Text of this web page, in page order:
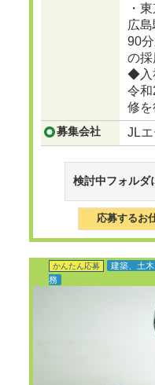
・
広
90
の採
◆入
令
修を
募集会社 JLエ
検討中フォルダ
応募するお
かんたん応募
建築、土
務